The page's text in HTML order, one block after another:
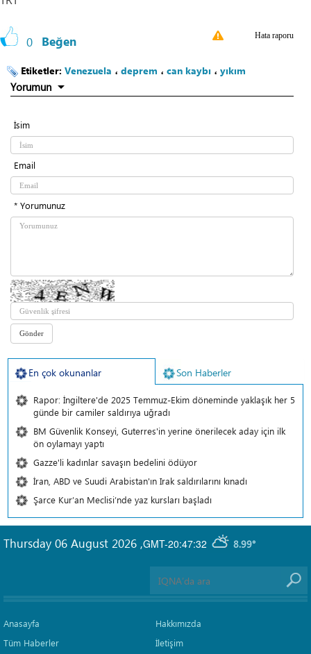
0 Beğen Hata raporu
Etiketler: Venezuela ، deprem ، can kaybı ، yıkım
Yorumun
İsim
Email
* Yorumunuz
En çok okunanlar Son Haberler
Rapor: İngiltere'de 2025 Temmuz-Ekim döneminde yaklaşık her 5
günde bir camiler saldırıya uğradı
BM Güvenlik Konseyi, Guterres'in yerine önerilecek aday için ilk
ön oylamayı yaptı
Gazze'li kadınlar savaşın bedelini ödüyor
İran, ABD ve Suudi Arabistan'ın Irak saldırılarını kınadı
Şarce Kur’an Meclisi’nde yaz kursları başladı
GMT-20:47:32 8.99°
Thursday 06 August 2026 ,
Anasayfa
Tüm Haberler
Hakkımızda
İletişim